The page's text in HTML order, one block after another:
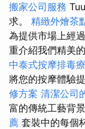
搬家公司服務
求。 精緻外燴茶
為提供市場上經
重介紹我們精美
中泰式按摩排毒
將您的按摩體驗
修方案 清潔公司
富的傳統工藝背
薦 套裝中的每個